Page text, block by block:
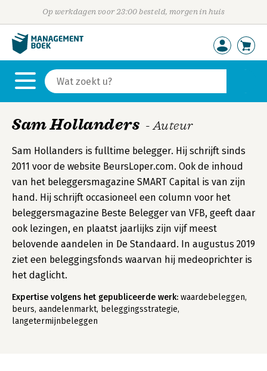
Op werkdagen voor 23:00 besteld, morgen in huis
Sam Hollanders - Auteur
Sam Hollanders is fulltime belegger. Hij schrijft sinds
2011 voor de website BeursLoper.com. Ook de inhoud
van het beleggersmagazine SMART Capital is van zijn
hand. Hij schrijft occasioneel een column voor het
beleggersmagazine Beste Belegger van VFB, geeft daar
ook lezingen, en plaatst jaarlijks zijn vijf meest
belovende aandelen in De Standaard. In augustus 2019
ziet een beleggingsfonds waarvan hij medeoprichter is
het daglicht.
Expertise volgens het gepubliceerde werk: waardebeleggen,
beurs, aandelenmarkt, beleggingsstrategie,
langetermijnbeleggen